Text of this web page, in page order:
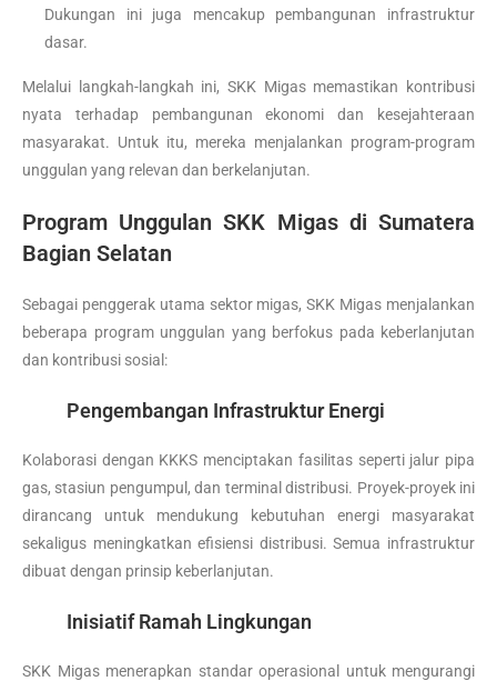
Dukungan ini juga mencakup pembangunan infrastruktur
dasar.
Melalui langkah-langkah ini, SKK Migas memastikan kontribusi
nyata terhadap pembangunan ekonomi dan kesejahteraan
masyarakat. Untuk itu, mereka menjalankan program-program
unggulan yang relevan dan berkelanjutan.
Program Unggulan SKK Migas di Sumatera
Bagian Selatan
Sebagai penggerak utama sektor migas, SKK Migas menjalankan
beberapa program unggulan yang berfokus pada keberlanjutan
dan kontribusi sosial:
Pengembangan Infrastruktur Energi
Kolaborasi dengan KKKS menciptakan fasilitas seperti jalur pipa
gas, stasiun pengumpul, dan terminal distribusi. Proyek-proyek ini
dirancang untuk mendukung kebutuhan energi masyarakat
sekaligus meningkatkan efisiensi distribusi. Semua infrastruktur
dibuat dengan prinsip keberlanjutan.
Inisiatif Ramah Lingkungan
SKK Migas menerapkan standar operasional untuk mengurangi